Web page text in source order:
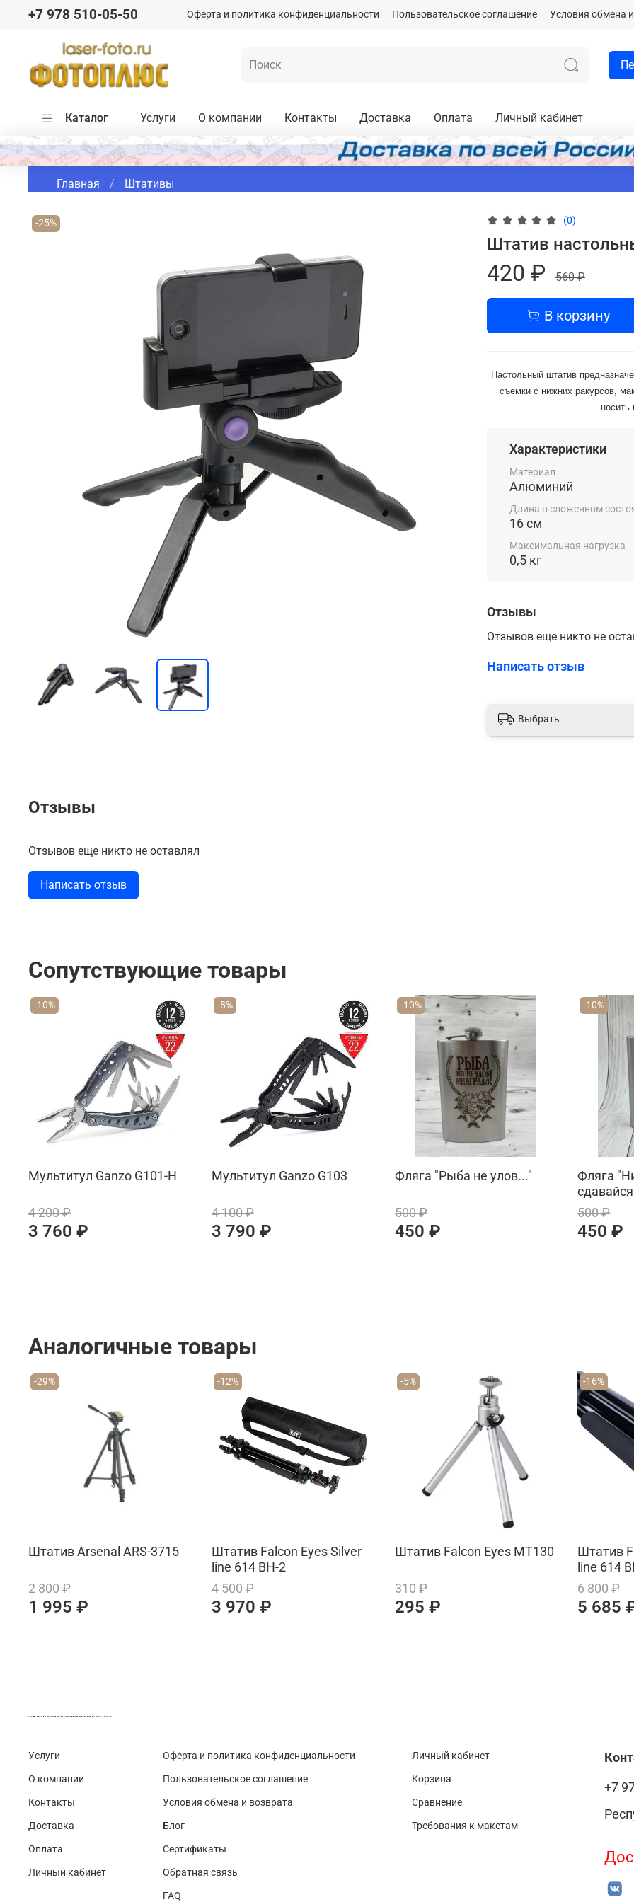
Оферта и политика конфиденциальности Пользовательское соглашение Условия обмена
+7 978 510-05-50
Каталог Услуги О компании Контакты Доставка Оплата Личный кабинет
Главная Штативы
-25% (0)
Штатив
420 ₽ 560 ₽
В корзину
Настольный штатив
съемки с нижних ракурсов,
Характеристики
Материал
Алюминий
Длина в сложенном
16 см
Максимальная нагрузка
0,5 кг
Отзывы
Отзывов еще никто не
Написать отзыв
Выбрать
Отзывы
Отзывов еще никто не оставлял
Написать отзыв
Сопутствующие товары
-10%
Мультитул Ganzo G101-H
4 200 ₽
3 760 ₽
-8%
Мультитул Ganzo G103
4 100 ₽
3 790 ₽
-10%
Фляга "Рыба не улов..."
500 ₽
450 ₽
-10%
Фляга
500 ₽
450 ₽
Аналогичные товары
-29%
Штатив Arsenal ARS-3715
2 800 ₽
1 995 ₽
-12%
Штатив Falcon Eyes Silver
line 614 BH-2
4 500 ₽
3 970 ₽
-5%
Штатив Falcon Eyes MT130
310 ₽
295 ₽
-16%
Штатив
line 614
6 800 ₽
5 685
Услуги
О компании
Контакты
Доставка
Оплата
Личный кабинет
Оферта и политика конфиденциальности
Пользовательское соглашение
Условия обмена и возврата
Блог
Сертификаты
Обратная связь
FAQ
Личный кабинет
Корзина
Сравнение
Требования к макетам
+7